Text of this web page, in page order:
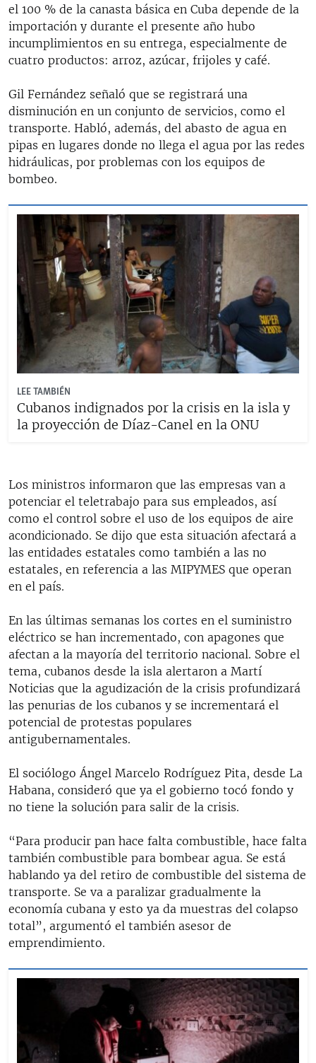
el 100 % de la canasta básica en Cuba depende de la
importación y durante el presente año hubo
incumplimientos en su entrega, especialmente de
cuatro productos: arroz, azúcar, frijoles y café.
Gil Fernández señaló que se registrará una
disminución en un conjunto de servicios, como el
transporte. Habló, además, del abasto de agua en
pipas en lugares donde no llega el agua por las redes
hidráulicas, por problemas con los equipos de
bombeo.
LEE TAMBIÉN
Cubanos indignados por la crisis en la isla y
la proyección de Díaz-Canel en la ONU
Los ministros informaron que las empresas van a
potenciar el teletrabajo para sus empleados, así
como el control sobre el uso de los equipos de aire
acondicionado. Se dijo que esta situación afectará a
las entidades estatales como también a las no
estatales, en referencia a las MIPYMES que operan
en el país.
En las últimas semanas los cortes en el suministro
eléctrico se han incrementado, con apagones que
afectan a la mayoría del territorio nacional. Sobre el
tema, cubanos desde la isla alertaron a Martí
Noticias que la agudización de la crisis profundizará
las penurias de los cubanos y se incrementará el
potencial de protestas populares
antigubernamentales.
El sociólogo Ángel Marcelo Rodríguez Pita, desde La
Habana, consideró que ya el gobierno tocó fondo y
no tiene la solución para salir de la crisis.
“Para producir pan hace falta combustible, hace falta
también combustible para bombear agua. Se está
hablando ya del retiro de combustible del sistema de
transporte. Se va a paralizar gradualmente la
economía cubana y esto ya da muestras del colapso
total”, argumentó el también asesor de
emprendimiento.